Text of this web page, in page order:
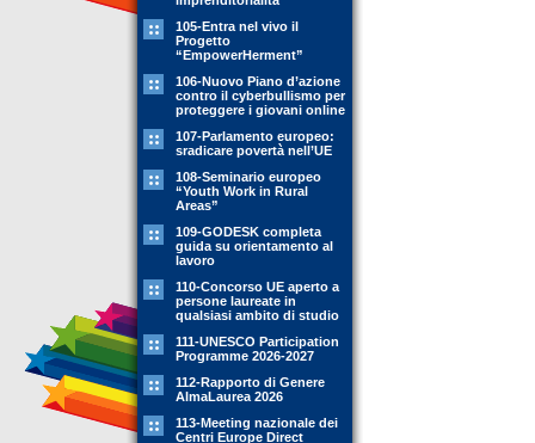
105-Entra nel vivo il
Progetto
“EmpowerHerment”
106-Nuovo Piano d’azione
contro il cyberbullismo per
proteggere i giovani online
107-Parlamento europeo:
sradicare povertà nell’UE
108-Seminario europeo
“Youth Work in Rural
Areas”
109-GODESK completa
guida su orientamento al
lavoro
110-Concorso UE aperto a
persone laureate in
qualsiasi ambito di studio
111-UNESCO Participation
Programme 2026-2027
112-Rapporto di Genere
AlmaLaurea 2026
113-Meeting nazionale dei
Centri Europe Direct